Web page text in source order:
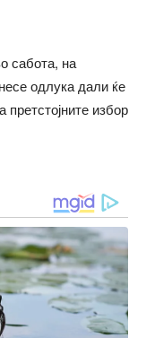
сабота, на
одлука дали ќе
избор